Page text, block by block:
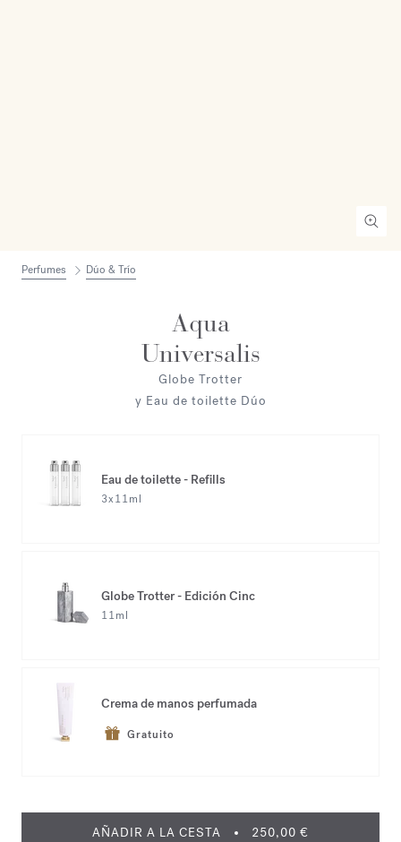
Perfumes Dúo & Trío
Aqua
Universalis
Globe Trotter
y Eau de toilette Dúo
Eau de toilette - Refills
3x11ml
Globe Trotter - Edición Cinc
11ml
Crema de manos perfumada
Gratuito
AÑADIR A LA CESTA 250,00 €